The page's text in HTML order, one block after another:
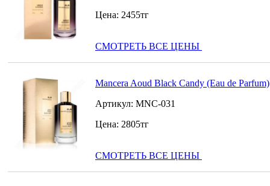
Цена: 2455тг
СМОТРЕТЬ ВСЕ ЦЕНЫ
Mancera Aoud Black Candy (Eau de Parfum)
Артикул: MNC-031
Цена: 2805тг
СМОТРЕТЬ ВСЕ ЦЕНЫ